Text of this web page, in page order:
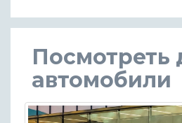
Посмотреть
автомобили